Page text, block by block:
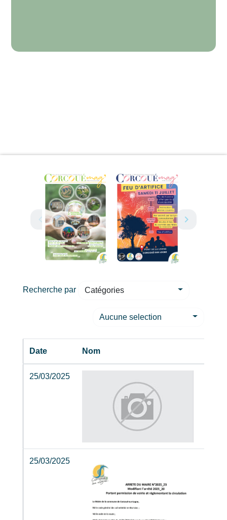
Recherche par Catégories
Aucune selection
Date Nom
25/03/2025
25/03/2025